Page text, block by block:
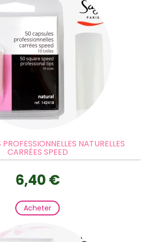
NATURELLES
CARRÉES SPEED
6,40 €
Acheter